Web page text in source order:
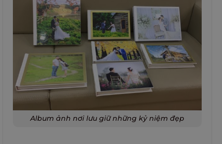
Album ảnh nơi lưu giữ những kỷ niệm đẹp